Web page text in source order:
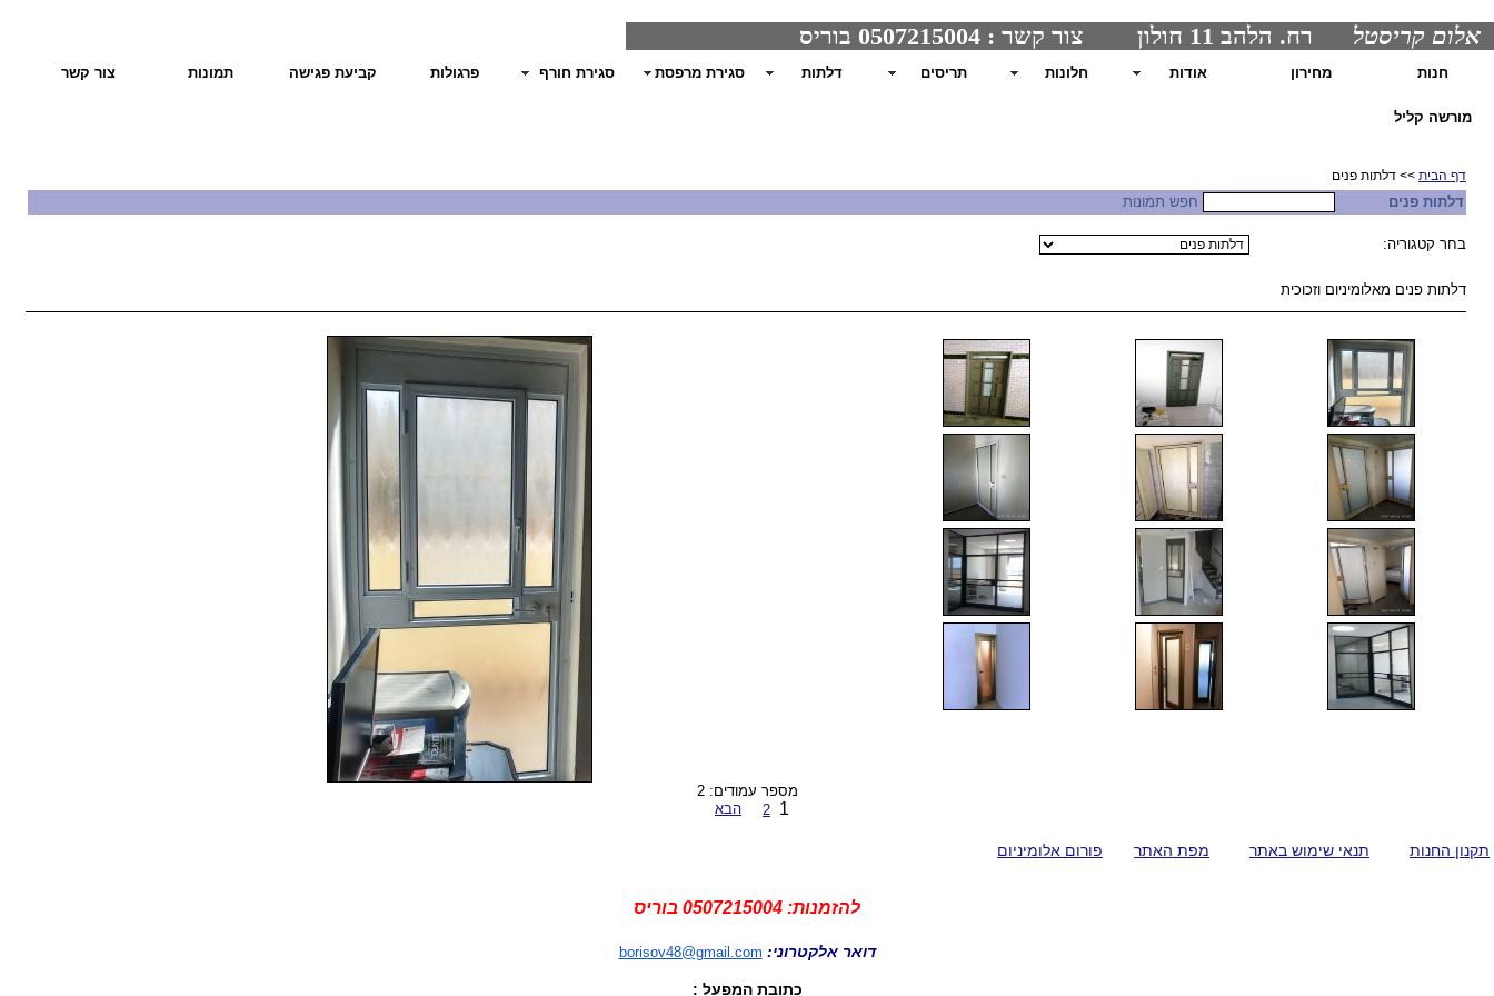
אלום קריסטל רח. הלהב 11 חולון צור קשר : 0507215004 בוריס
חנות מחירון אודות חלונות תריסים דלתות סגירת מרפסת סגירת חורף פרגולות קביעת פגישה תמונות צור קשר
מורשה קליל
דף הבית >> דלתות פנים
דלתות פנים חפש תמונות
בחר קטגוריה:
דלתות פנים מאלומיניום וזכוכית
מספר עמודים: 2
1
2 הבא
תקנון החנות תנאי שימוש באתר מפת האתר פורום אלומיניום
להזמנות: 0507215004 בוריס
דואר אלקטרוני: borisov48@gmail.com
כתובת המפעל :